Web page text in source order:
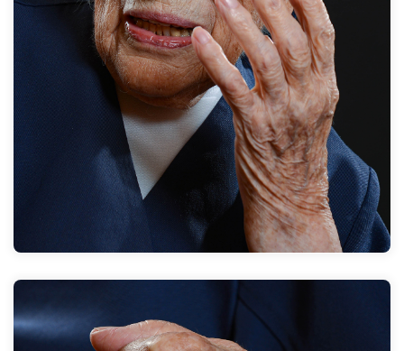
sagen – ich bin immer auf gute Menschen gestoßen.
Zum Interview